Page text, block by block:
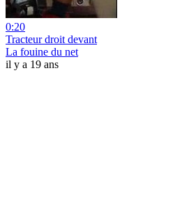
0:20
Tracteur droit devant
La fouine du net
il y a 19 ans